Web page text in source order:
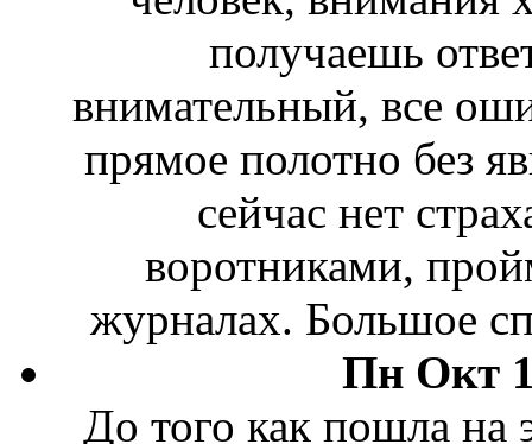
получаешь
внимательный, все
прямое полотно без
сейчас нет
воротниками,
журналах. Большое
Пн Окт
До того как пошла на